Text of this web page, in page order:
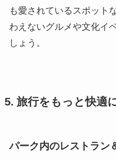
も愛されているスポット
わえないグルメや文化イ
しょう。
5. 旅行をもっと快適
パーク内のレストラン